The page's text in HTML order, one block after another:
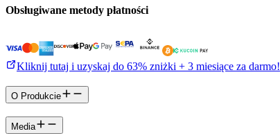
Obsługiwane metody płatności
Kliknij tutaj i uzyskaj do 63% zniżki + 3 miesiące za darmo!
O Produkcie
Media